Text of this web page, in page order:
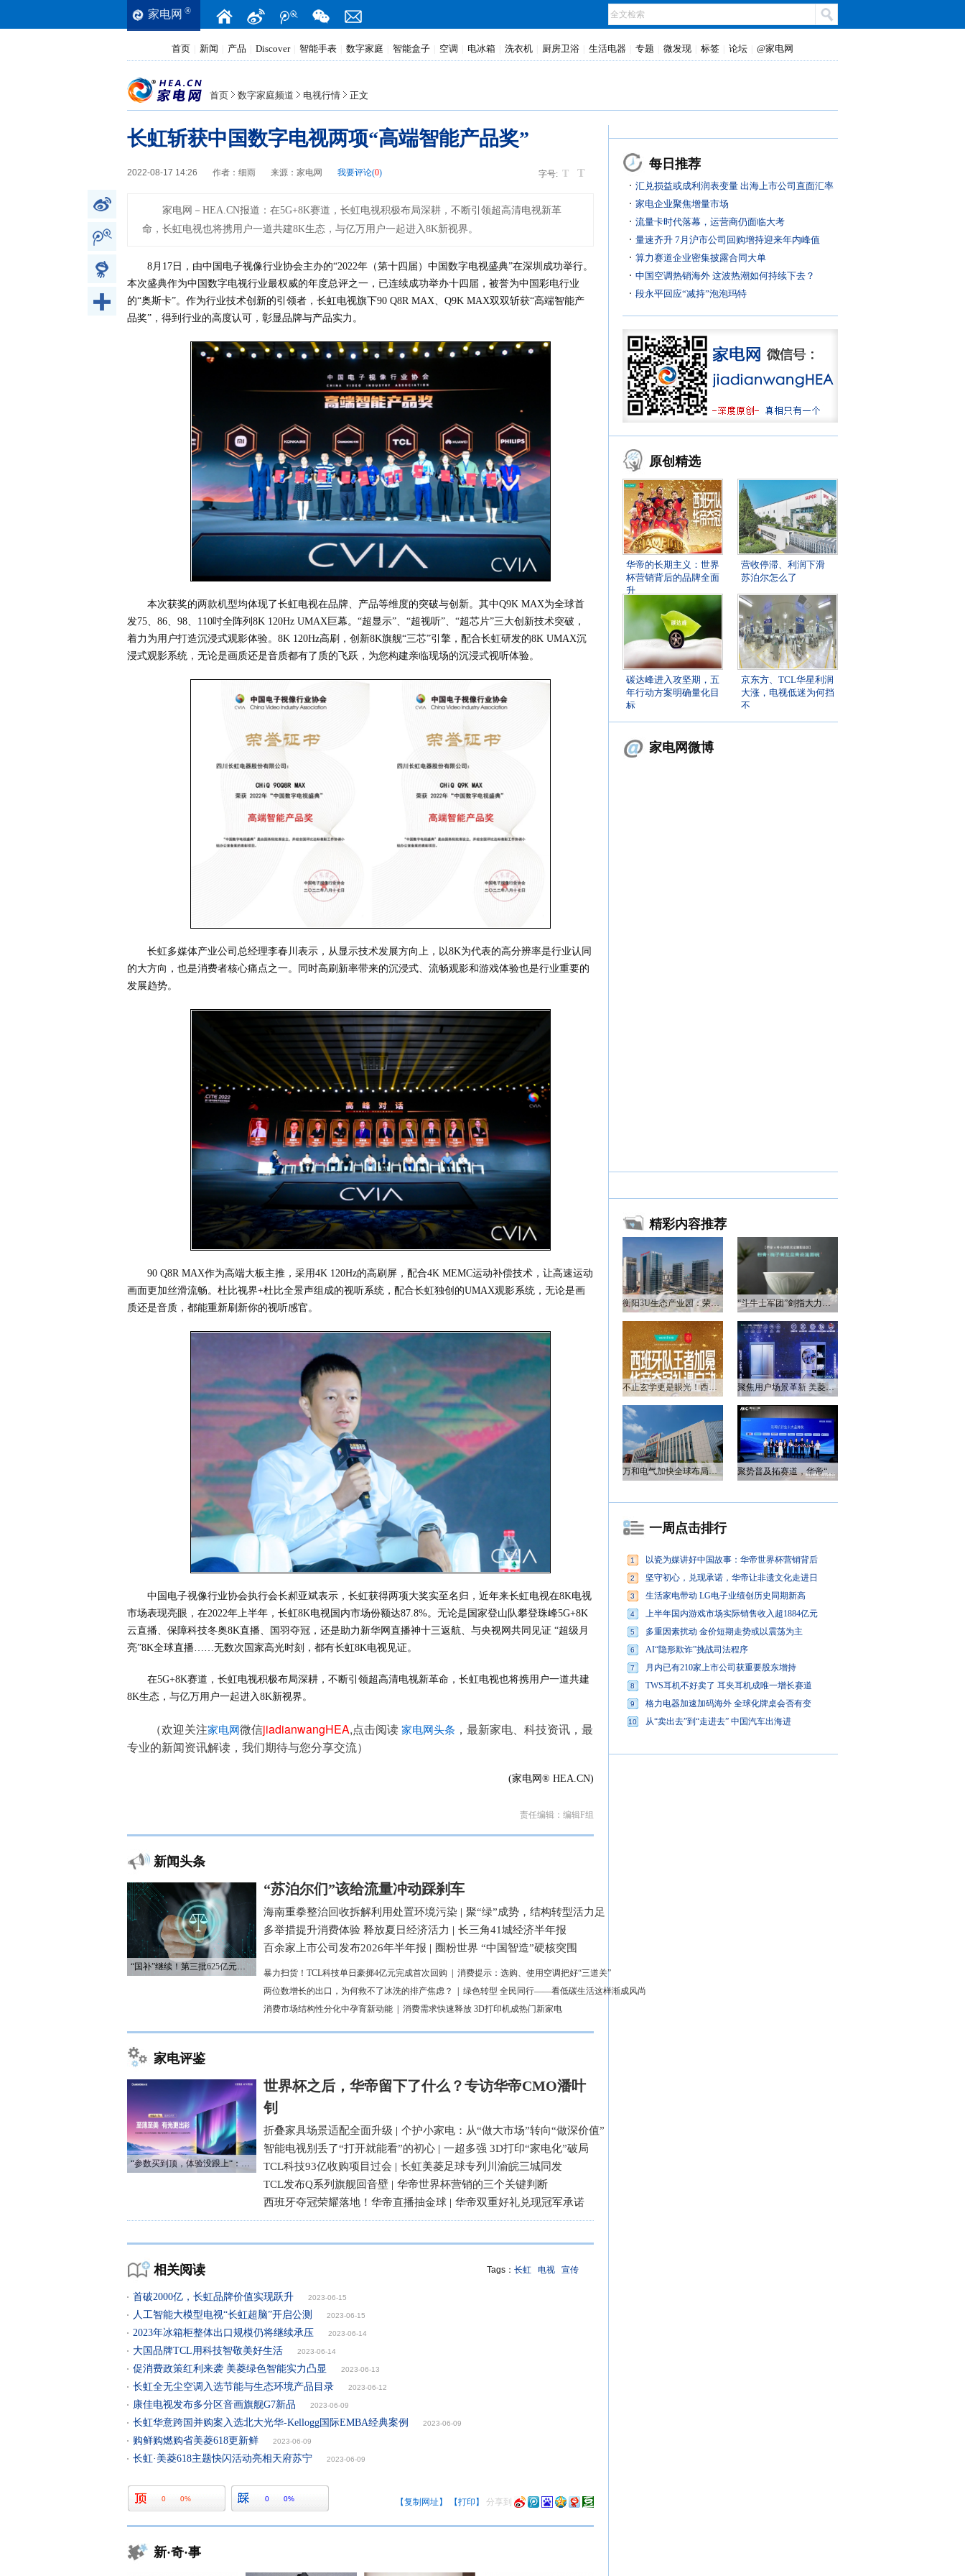
家电网 ®
首页 新闻 产品 Discover 智能手表 数字家庭 智能盒子 空调 电冰箱 洗衣机 厨房卫浴 生活电器 专题 微发现 标签 论坛 @家电网
首页 数字家庭频道 电视行情 正文
长虹斩获中国数字电视两项“高端智能产品奖”
字号: T T
2022-08-17 14:26 作者： 细雨 来源： 家电网 我要评论(0)
家电网－HEA.CN报道： 在5G+8K赛道，长虹电视积极布局深耕，不断引领超高清电视新革
命，长虹电视也将携用户一道共建8K生态，与亿万用户一起进入8K新视界。
8月17日，由中国电子视像行业协会主办的“2022年（第十四届）中国数字电视盛典”在深圳成功举行。
本次盛典作为中国数字电视行业最权威的年度总评之一，已连续成功举办十四届，被誉为中国彩电行业
的“奥斯卡”。作为行业技术创新的引领者，长虹电视旗下90 Q8R MAX、Q9K MAX双双斩获“高端智能产
品奖”，得到行业的高度认可，彰显品牌与产品实力。
本次获奖的两款机型均体现了长虹电视在品牌、产品等维度的突破与创新。其中Q9K MAX为全球首
发75、86、98、110吋全阵列8K 120Hz UMAX巨幕。“超显示”、“超视听”、“超芯片”三大创新技术突破，
着力为用户打造沉浸式观影体验。8K 120Hz高刷，创新8K旗舰“三芯”引擎，配合长虹研发的8K UMAX沉
浸式观影系统，无论是画质还是音质都有了质的飞跃，为您构建亲临现场的沉浸式视听体验。
长虹多媒体产业公司总经理李春川表示，从显示技术发展方向上，以8K为代表的高分辨率是行业认同
的大方向，也是消费者核心痛点之一。同时高刷新率带来的沉浸式、流畅观影和游戏体验也是行业重要的
发展趋势。
90 Q8R MAX作为高端大板主推，采用4K 120Hz的高刷屏，配合4K MEMC运动补偿技术，让高速运动
画面更加丝滑流畅。杜比视界+杜比全景声组成的视听系统，配合长虹独创的UMAX观影系统，无论是画
质还是音质，都能重新刷新你的视听感官。
中国电子视像行业协会执行会长郝亚斌表示，长虹获得两项大奖实至名归，近年来长虹电视在8K电视
市场表现亮眼，在2022年上半年，长虹8K电视国内市场份额达87.8%。无论是国家登山队攀登珠峰5G+8K
云直播、保障科技冬奥8K直播、国羽夺冠，还是助力新华网直播神十三返航、与央视网共同见证 “超级月
亮”8K全球直播……无数次国家高光时刻，都有长虹8K电视见证。
在5G+8K赛道，长虹电视积极布局深耕，不断引领超高清电视新革命，长虹电视也将携用户一道共建
8K生态，与亿万用户一起进入8K新视界。
（欢迎关注家电网微信jiadianwangHEA,点击阅读 家电网头条 ，最新家电、科技资讯，最
专业的新闻资讯解读，我们期待与您分享交流）
(家电网® HEA.CN)
责任编辑：编辑F组
新闻头条
“国补”继续！第三批625亿元资金已下达
“苏泊尔们”该给流量冲动踩刹车
海南重拳整治回收拆解利用处置环境污染 | 聚“绿”成势，结构转型活力足
多举措提升消费体验 释放夏日经济活力 | 长三角41城经济半年报
百余家上市公司发布2026年半年报 | 圈粉世界 “中国智造”硬核突围
暴力扫货！TCL科技单日豪掷4亿元完成首次回购
消费提示：选购、使用空调把好“三道关”
两位数增长的出口，为何救不了冰洗的排产焦虑？
绿色转型 全民同行——看低碳生活这样渐成风尚
消费市场结构性分化中孕育新动能
消费需求快速释放 3D打印机成热门新家电
家电评鉴
“参数买到顶，体验没跟上“：长虹追光Q70S给高端电视打了个样
世界杯之后，华帝留下了什么？专访华帝CMO潘叶
钊
折叠家具场景适配全面升级 | 个护小家电：从“做大市场”转向“做深价值”
智能电视别丢了“打开就能看”的初心 | 一超多强 3D打印“家电化”破局
TCL科技93亿收购项目过会 | 长虹美菱足球专列川渝皖三城同发
TCL发布Q系列旗舰回音壁 | 华帝世界杯营销的三个关键判断
西班牙夺冠荣耀落地！华帝直播抽金球 | 华帝双重好礼兑现冠军承诺
相关阅读 Tags： 长虹 电视 宣传
首破2000亿，长虹品牌价值实现跃升 2023-06-15
人工智能大模型电视“长虹超脑”开启公测 2023-06-15
2023年冰箱柜整体出口规模仍将继续承压 2023-06-14
大国品牌TCL用科技智敬美好生活 2023-06-14
促消费政策红利来袭 美菱绿色智能实力凸显 2023-06-13
长虹全无尘空调入选节能与生态环境产品目录 2023-06-12
康佳电视发布多分区音画旗舰G7新品 2023-06-09
长虹华意跨国并购案入选北大光华-Kellogg国际EMBA经典案例 2023-06-09
购鲜购燃购省美菱618更新鲜 2023-06-09
长虹·美菱618主题快闪活动亮相天府苏宁 2023-06-09
0 0% 0 0% 【复制网址】 【打印】 分享到
新·奇·事
每日推荐
汇兑损益或成利润表变量 出海上市公司直面汇率
风控大考
家电企业聚焦增量市场
流量卡时代落幕，运营商仍面临大考
量速齐升 7月沪市公司回购增持迎来年内峰值
算力赛道企业密集披露合同大单
中国空调热销海外 这波热潮如何持续下去？
段永平回应“减持”泡泡玛特
原创精选
华帝的长期主义：世界
杯营销背后的品牌全面
升
营收停滞、利润下滑
苏泊尔怎么了
碳达峰进入攻坚期，五
年行动方案明确量化目
标
京东方、TCL华星利润
大涨，电视低迷为何挡
不
家电网微博
精彩内容推荐
衡阳3U生态产业园：荣电集团的政企合作新答卷 “斗牛士军团”剑指大力神杯，华帝以“一瓷一金”静候荣光
不止玄学更是眼光！西班牙队夺冠，华帝火速官宣启动兑奖福利 聚焦用户场景革新 美菱产品创新打造差异化居家体验
万和电气加快全球布局，海外营收占比升至四成 聚势普及拓赛道，华帝“亮剑”洗碗机峰会，破局存量换新
一周点击排行
1 以瓷为媒讲好中国故事：华帝世界杯营销背后
2 坚守初心，兑现承诺，华帝让非遗文化走进日
3 生活家电带动 LG电子业绩创历史同期新高
4 上半年国内游戏市场实际销售收入超1884亿元
5 多重因素扰动 金价短期走势或以震荡为主
6 AI“隐形欺诈”挑战司法程序
7 月内已有210家上市公司获重要股东增持
8 TWS耳机不好卖了 耳夹耳机成唯一增长赛道
9 格力电器加速加码海外 全球化牌桌会否有变
10 从“卖出去”到“走进去” 中国汽车出海进